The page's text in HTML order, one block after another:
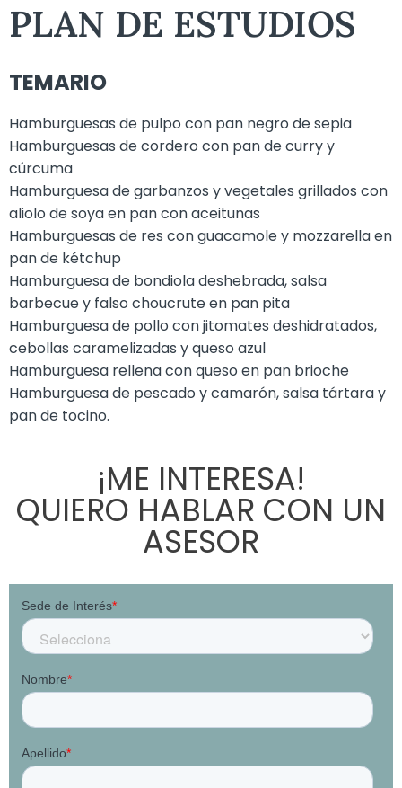
PLAN DE ESTUDIOS
TEMARIO
Hamburguesas de pulpo con pan negro de sepia
Hamburguesas de cordero con pan de curry y
cúrcuma
Hamburguesa de garbanzos y vegetales grillados con
aliolo de soya en pan con aceitunas
Hamburguesas de res con guacamole y mozzarella en
pan de kétchup
Hamburguesa de bondiola deshebrada, salsa
barbecue y falso choucrute en pan pita
Hamburguesa de pollo con jitomates deshidratados,
cebollas caramelizadas y queso azul
Hamburguesa rellena con queso en pan brioche
Hamburguesa de pescado y camarón, salsa tártara y
pan de tocino.
¡ME INTERESA!
QUIERO HABLAR CON UN
ASESOR